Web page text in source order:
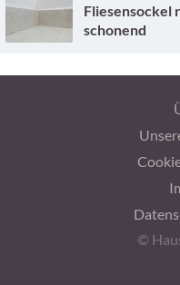
Fliesensockel
schonend
©